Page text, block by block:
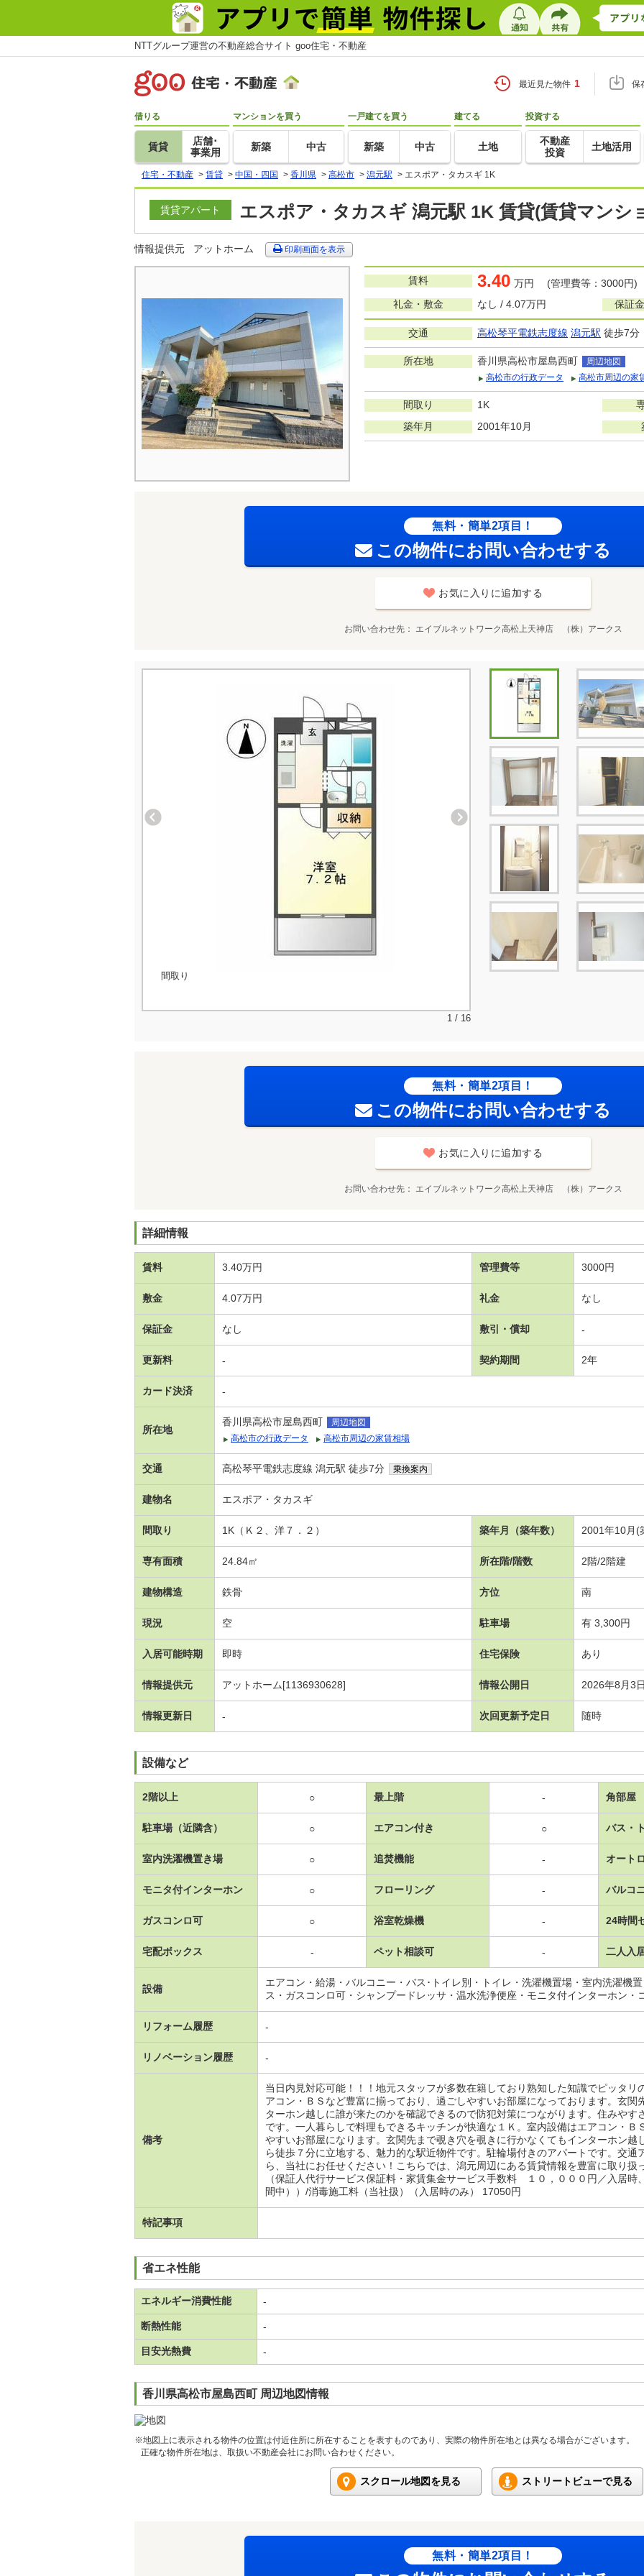
NTTグループ運営の不動産総合サイト goo住宅・不動産
最近見た物件 1 保
借りる
賃貸
店舗･
事業用
マンションを買う
新築 中古
一戸建てを買う
新築 中古
建てる
土地
投資する
不動産
投資
土地活用
住宅・不動産 > 賃貸 > 中国・四国 > 香川県 > 高松市 > 潟元駅 > エスポア・タカスギ 1K
賃貸アパート エスポア・タカスギ 潟元駅 1K 賃貸(賃貸マンシ
情報提供元 アットホーム 印刷画面を表示
賃料 3.40 万円 (管理費等：3000円)
礼金・敷金
なし / 4.07万円 保証
交通 高松琴平電鉄志度線 潟元駅 徒歩7分
所在地 香川県高松市屋島西町
周辺地図
高松市の行政データ
高松市周辺の家
間取り 1K
築年月 2001年10月
無料・簡単2項目！
この物件にお問い合わせする
お気に入りに追加する
お問い合わせ先 エイブルネットワーク高松上天神店 （株）アークス
間取り
1 / 16
無料・簡単2項目！
この物件にお問い合わせする
お気に入りに追加する
お問い合わせ先 エイブルネットワーク高松上天神店 （株）アークス
詳細情報
賃料 3.40万円 管理費等 3000円
敷金 4.07万円 礼金 なし
保証金 なし 敷引・償却 -
更新料 - 契約期間 2年
カード決済 -
所在地
香川県高松市屋島西町
周辺地図
高松市の行政データ
高松市周辺の家賃相場
交通 高松琴平電鉄志度線 潟元駅 徒歩7分 乗換案内
建物名 エスポア・タカスギ
間取り 1K（Ｋ２、洋７．２） 築年月（築年数） 2001年10月(
専有面積 24.84㎡ 所在階/階数 2階/2階建
建物構造 鉄骨 方位 南
現況 空 駐車場 有 3,300円
入居可能時期 即時 住宅保険 あり
情報提供元 アットホーム[1136930628] 情報公開日 2026年8月3日
情報更新日 - 次回更新予定日 随時
設備など
2階以上 ○ 最上階 - 角部屋
駐車場（近隣含） ○ エアコン付き ○ バス・
室内洗濯機置き場 ○ 追焚機能 - オート
モニタ付インターホン ○ フローリング - バルコ
ガスコンロ可 ○ 浴室乾燥機 - 24時間
宅配ボックス - ペット相談可 - 二人入
設備
エアコン・給湯・バルコニー・バス･トイレ別・トイレ・洗濯機置場・室内洗濯機
ス・ガスコンロ可・シャンプードレッサ・温水洗浄便座・モニタ付インターホン・
リフォーム履歴 -
リノベーション履歴 -
備考
当日内見対応可能！！！地元スタッフが多数在籍しており熟知した知識でピッタリ
アコン・ＢＳなど豊富に揃っており、過ごしやすいお部屋になっております。玄関
ターホン越しに誰が来たのかを確認できるので防犯対策につながります。住みやす
です。一人暮らしで料理もできるキッチンが快適な１Ｋ。室内設備はエアコン・Ｂ
やすいお部屋になります。玄関先まで覗き穴を覗きに行かなくてもインターホン越
ら徒歩７分に立地する、魅力的な駅近物件です。駐輪場付きのアパートです。交通
ら、当社にお任せください！こちらでは、潟元周辺にある賃貸情報を豊富に取り扱
（保証人代行サービス保証料・家賃集金サービス手数料 １０，０００円／入居時
間中））/消毒施工料（当社扱）（入居時のみ） 17050円
特記事項
省エネ性能
エネルギー消費性能 -
断熱性能 -
目安光熱費 -
香川県高松市屋島西町 周辺地図情報
※地図上に表示される物件の位置は付近住所に所在することを表すものであり、実際の物件所在地とは異なる場合がございます。
正確な物件所在地は、取扱い不動産会社にお問い合わせください。
スクロール地図を見る ストリートビューで見る
無料・簡単2項目！